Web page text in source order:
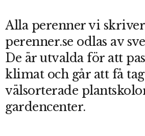
Alla perenner vi
perenner.se odlas av
De är utvalda för att
klimat och går att få
välsorterade
gardencenter.